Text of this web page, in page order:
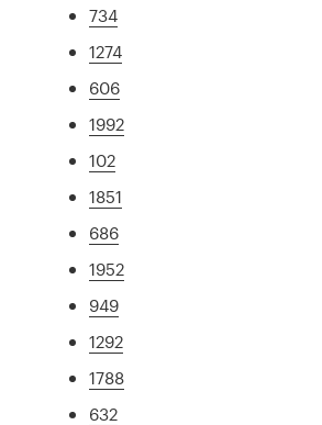
734
1274
606
1992
102
1851
686
1952
949
1292
1788
632